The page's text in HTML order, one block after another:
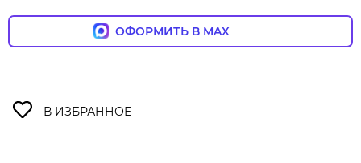
ОФОРМИТЬ В MAX